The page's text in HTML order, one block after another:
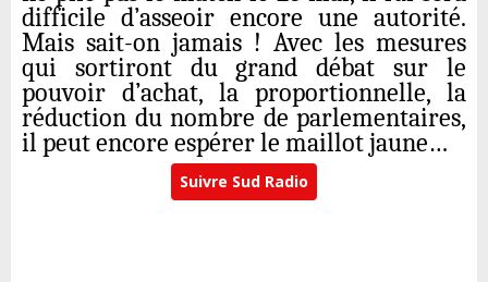
difficile d’asseoir encore une autorité.
Mais sait-on jamais ! Avec les mesures
qui sortiront du grand débat sur le
pouvoir d’achat, la proportionnelle, la
réduction du nombre de parlementaires,
il peut encore espérer le maillot jaune…
Suivre Sud Radio